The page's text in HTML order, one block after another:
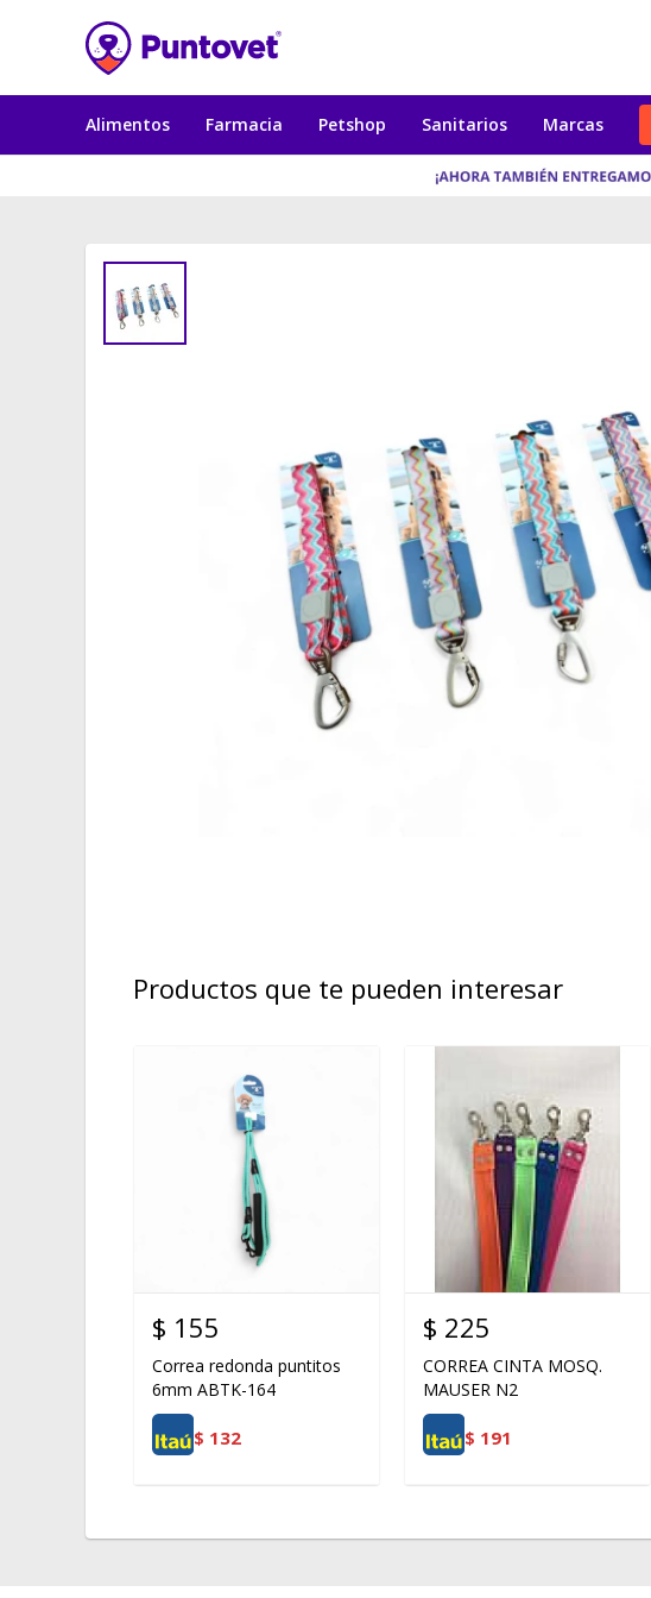
Alimentos Farmacia Petshop Sanitarios Marcas
Productos que te pueden interesar
$ 155
Correa redonda puntitos
6mm ABTK-164
$ 132
$ 225
CORREA CINTA MOSQ.
MAUSER N2
$ 191